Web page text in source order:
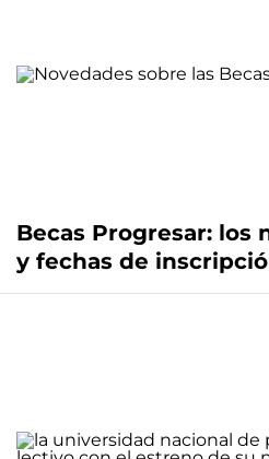
Becas Progresar: los
y fechas de